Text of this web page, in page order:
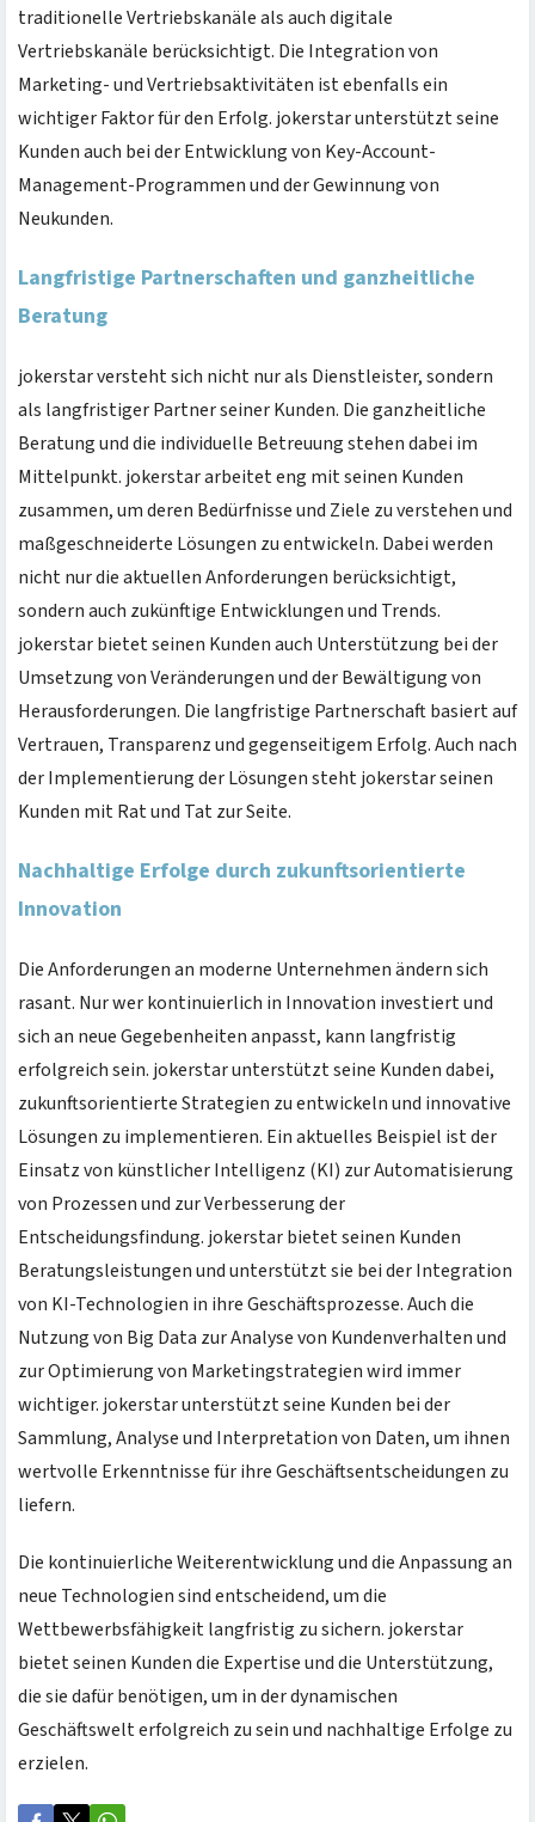
traditionelle Vertriebskanäle als auch digitale
Vertriebskanäle berücksichtigt. Die Integration von
Marketing- und Vertriebsaktivitäten ist ebenfalls ein
wichtiger Faktor für den Erfolg. jokerstar unterstützt seine
Kunden auch bei der Entwicklung von Key-Account-
Management-Programmen und der Gewinnung von
Neukunden.
Langfristige Partnerschaften und ganzheitliche
Beratung
jokerstar versteht sich nicht nur als Dienstleister, sondern
als langfristiger Partner seiner Kunden. Die ganzheitliche
Beratung und die individuelle Betreuung stehen dabei im
Mittelpunkt. jokerstar arbeitet eng mit seinen Kunden
zusammen, um deren Bedürfnisse und Ziele zu verstehen und
maßgeschneiderte Lösungen zu entwickeln. Dabei werden
nicht nur die aktuellen Anforderungen berücksichtigt,
sondern auch zukünftige Entwicklungen und Trends.
jokerstar bietet seinen Kunden auch Unterstützung bei der
Umsetzung von Veränderungen und der Bewältigung von
Herausforderungen. Die langfristige Partnerschaft basiert auf
Vertrauen, Transparenz und gegenseitigem Erfolg. Auch nach
der Implementierung der Lösungen steht jokerstar seinen
Kunden mit Rat und Tat zur Seite.
Nachhaltige Erfolge durch zukunftsorientierte
Innovation
Die Anforderungen an moderne Unternehmen ändern sich
rasant. Nur wer kontinuierlich in Innovation investiert und
sich an neue Gegebenheiten anpasst, kann langfristig
erfolgreich sein. jokerstar unterstützt seine Kunden dabei,
zukunftsorientierte Strategien zu entwickeln und innovative
Lösungen zu implementieren. Ein aktuelles Beispiel ist der
Einsatz von künstlicher Intelligenz (KI) zur Automatisierung
von Prozessen und zur Verbesserung der
Entscheidungsfindung. jokerstar bietet seinen Kunden
Beratungsleistungen und unterstützt sie bei der Integration
von KI-Technologien in ihre Geschäftsprozesse. Auch die
Nutzung von Big Data zur Analyse von Kundenverhalten und
zur Optimierung von Marketingstrategien wird immer
wichtiger. jokerstar unterstützt seine Kunden bei der
Sammlung, Analyse und Interpretation von Daten, um ihnen
wertvolle Erkenntnisse für ihre Geschäftsentscheidungen zu
liefern.
Die kontinuierliche Weiterentwicklung und die Anpassung an
neue Technologien sind entscheidend, um die
Wettbewerbsfähigkeit langfristig zu sichern. jokerstar
bietet seinen Kunden die Expertise und die Unterstützung,
die sie dafür benötigen, um in der dynamischen
Geschäftswelt erfolgreich zu sein und nachhaltige Erfolge zu
erzielen.